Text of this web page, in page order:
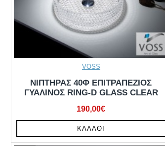
VOSS
ΝΙΠΤΗΡΑΣ 40Φ ΕΠΙΤΡΑΠΕΖΙΟΣ
ΓΥΑΛΙΝΟΣ RING-D GLASS CLEAR
190,00€
ΚΑΛΆΘΙ